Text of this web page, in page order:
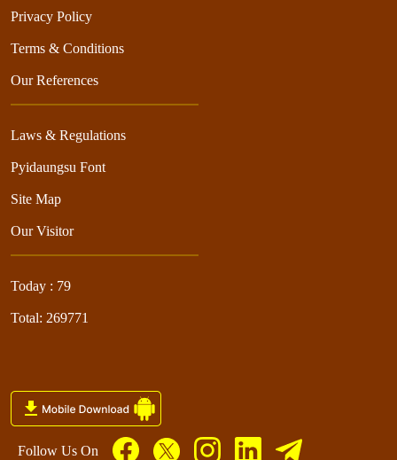
Privacy Policy
Terms & Conditions
Our References
Laws & Regulations
Pyidaungsu Font
Site Map
Our Visitor
Today : 79
Total: 269771
Follow Us On